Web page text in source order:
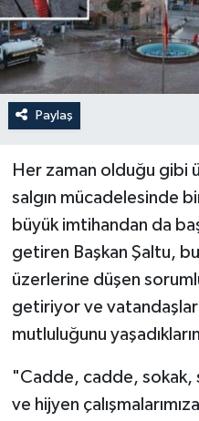
Paylaş
Her zaman olduğu gibi
salgın mücadelesinde
büyük imtihandan da
getiren Başkan Şaltu,
üzerlerine düşen
getiriyor ve
mutluluğunu
"Cadde, cadde, sokak,
ve hijyen